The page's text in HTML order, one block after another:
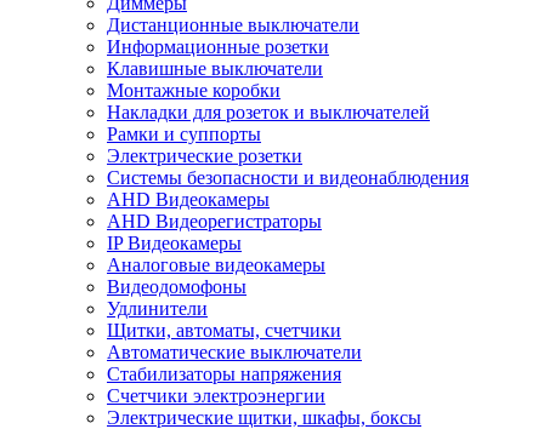
Дистанционные выключатели
Информационные розетки
Клавишные выключатели
Монтажные коробки
Накладки для розеток и выключателей
Рамки и суппорты
Электрические розетки
Системы безопасности и видеонаблюдения
AHD Видеокамеры
AHD Видеорегистраторы
IP Видеокамеры
Аналоговые видеокамеры
Видеодомофоны
Удлинители
Щитки, автоматы, счетчики
Автоматические выключатели
Стабилизаторы напряжения
Счетчики электроэнергии
Электрические щитки, шкафы, боксы